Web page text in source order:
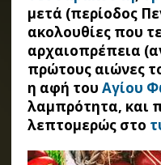
μετά (περίοδος
ακολουθίες που
αρχαιοπρέπεια
πρώτους αιώνες
η αφή του Αγίου
λαμπρότητα, και
λεπτομερώς στο